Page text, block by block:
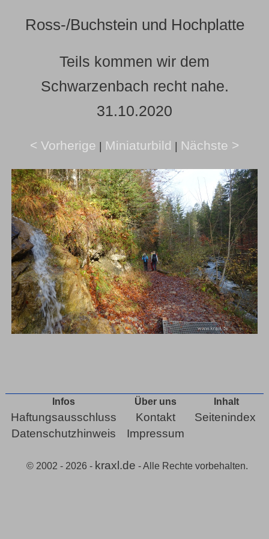
Ross-/Buchstein und Hochplatte
Teils kommen wir dem
Schwarzenbach recht nahe.
31.10.2020
< Vorherige | Miniaturbild | Nächste >
Infos
Haftungsausschluss
Datenschutzhinweis
Über uns
Kontakt
Impressum
Inhalt
Seitenindex
© 2002 - 2026 - kraxl.de - Alle Rechte vorbehalten.